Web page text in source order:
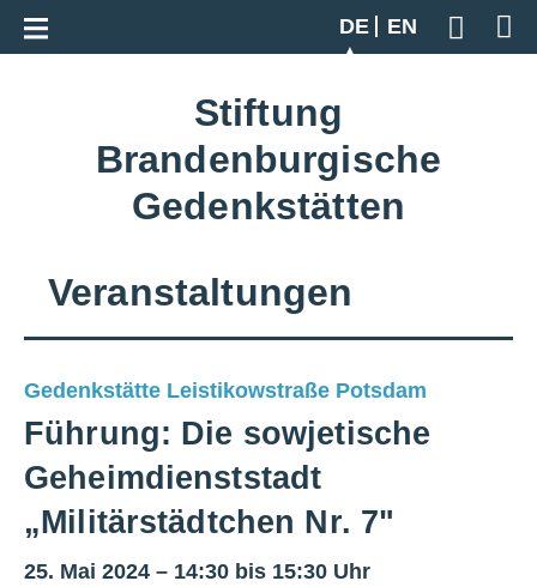
DE
EN
Geben
Zur Gesamtübersicht
Stiftung
Brandenburgische
Gedenkstätten
Veranstaltungen
Gedenkstätte Leistikowstraße Potsdam
Führung: Die sowjetische
Geheimdienststadt
„Militärstädtchen Nr. 7"
25. Mai 2024 – 14:30 bis 15:30 Uhr